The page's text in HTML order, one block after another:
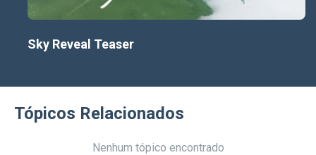
Sky Reveal Teaser
Tópicos Relacionados
Nenhum tópico encontrado